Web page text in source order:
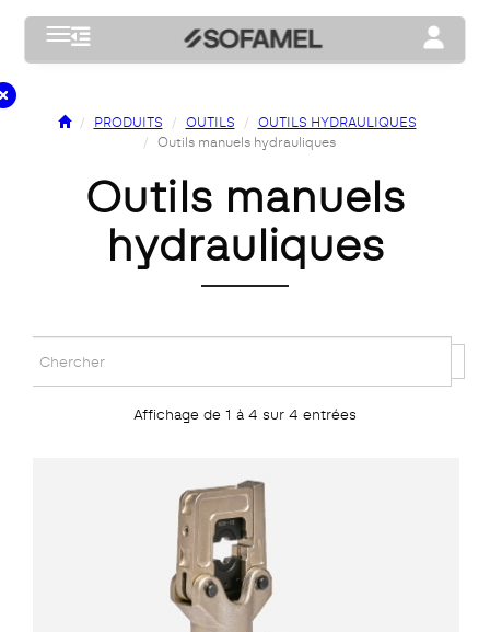
Toggle navigation Toggle
PRODUITS OUTILS
OUTILS HYDRAULIQUES
Outils manuels hydrauliques
outils manuels
hydrauliques
Affichage de 1 à 4 sur 4 entrées